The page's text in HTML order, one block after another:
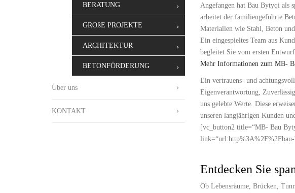
BERATUNG
GROßE PROJEKTE
ARCHITEKTUR
BETONFÖRDERUNG
Über uns
KONTAKT
Angefangen hat Bau Bytyqi als
arbeitet der familiengeführte
Materialien wie Stahl, Beton
Ein eingespieltes Team aus
begleitet Sie vom ersten
Mehr Informationen zum MB-
Ein vertrauens- und
Eigenverantwortung,
uns gelebte Werte. Diese
unseren langjährigen Kunden
[vc_button2 title=“MB- Bau
Entdecken Sie
Ob Lebensräume, Brücken,